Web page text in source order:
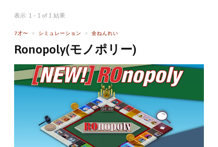
表示: 1 - 1 of 1 結果
7才〜 シミュレーション 全ねんれい
Ronopoly(モノポリー)